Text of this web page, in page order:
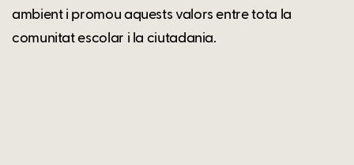
ambient i promou aquests valors entre tota la
comunitat escolar i la ciutadania.